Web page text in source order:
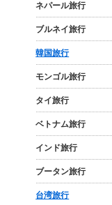
ネパール旅行
ブルネイ旅行
韓国旅行
モンゴル旅行
タイ旅行
ベトナム旅行
インド旅行
ブータン旅行
台湾旅行